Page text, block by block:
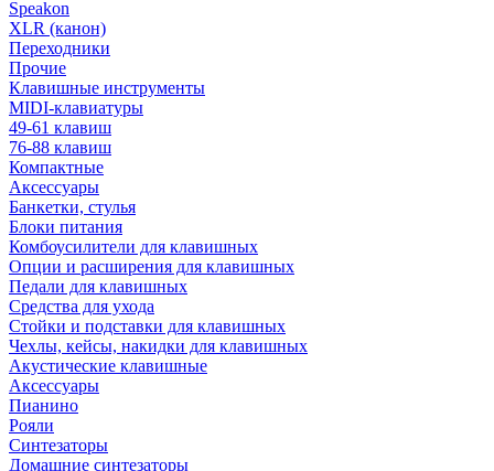
Speakon
XLR (канон)
Переходники
Прочие
Клавишные инструменты
MIDI-клавиатуры
49-61 клавиш
76-88 клавиш
Компактные
Аксессуары
Банкетки, стулья
Блоки питания
Комбоусилители для клавишных
Опции и расширения для клавишных
Педали для клавишных
Средства для ухода
Стойки и подставки для клавишных
Чехлы, кейсы, накидки для клавишных
Акустические клавишные
Аксессуары
Пианино
Рояли
Синтезаторы
Домашние синтезаторы